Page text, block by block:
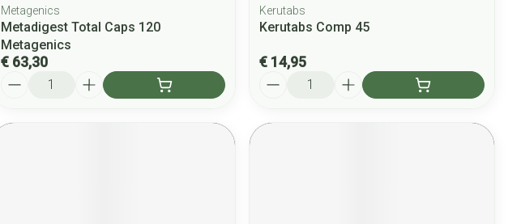
Metagenics
Metadigest Total Caps 120
Metagenics
€ 63,30
Kerutabs
Kerutabs Comp 45
€ 14,95